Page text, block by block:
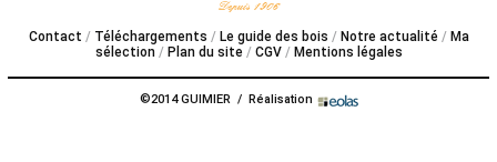
Contact Téléchargements Le guide des bois Notre actualité
Ma
sélection
Plan du site CGV Mentions légales
©2014 GUIMIER / Réalisation